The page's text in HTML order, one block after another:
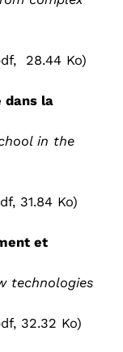
28.44 Ko)
dans la
in the
31.84 Ko)
et
technologies
32.32 Ko)